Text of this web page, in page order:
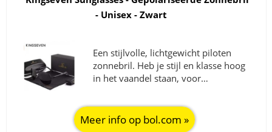
- Unisex - Zwart
Een stijlvolle, lichtgewicht piloten
zonnebril. Heb je stijl en klasse hoog
in het vaandel staan, voor…
Meer info op bol.com »